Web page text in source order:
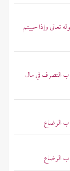
تعالى وإذا حييتم
التصرف في مال
الرضاع
الرضاع